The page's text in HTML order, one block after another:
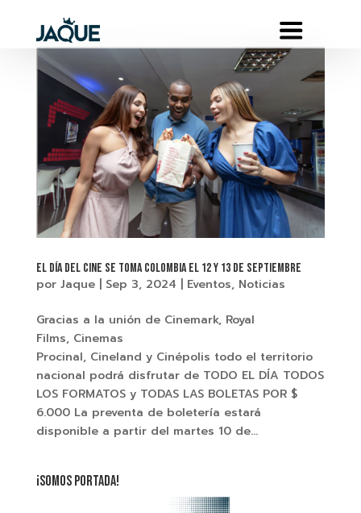
El día del cine se toma Colombia el 12 y 13 de septiembre
por Jaque| Sep 3, 2024 Eventos, Noticias
Gracias a la unión de Cinemark, Royal
Films, Cinemas
Procinal, Cineland y Cinépolis todo el territorio
nacional podrá disfrutar de TODO EL DÍA TODOS
LOS FORMATOS y TODAS LAS BOLETAS POR $
6.000 La preventa de boletería estará
disponible a partir del martes 10 de...
¡SOMOS PORTADA!